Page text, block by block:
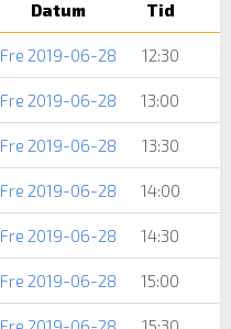
Datum Tid
Fre 2019-06-28 12:30
Fre 2019-06-28 13:00
Fre 2019-06-28 13:30
Fre 2019-06-28 14:00
Fre 2019-06-28 14:30
Fre 2019-06-28 15:00